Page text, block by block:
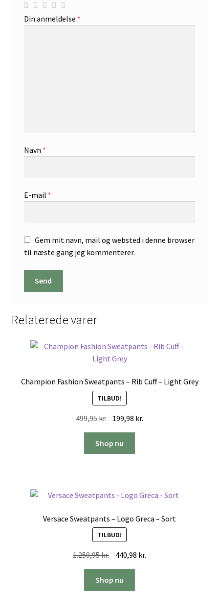
Din anmeldelse *
Navn *
E-mail *
Gem mit navn, mail og websted i denne browser
til næste gang jeg kommenterer.
Relaterede varer
Champion Fashion Sweatpants – Rib Cuff – Light Grey
TILBUD!
499,95kr. Den
pris
var:
199,98 kr.
Shop nu
Versace Sweatpants – Logo Greca – Sort
TILBUD!
1.259,95kr.
Den
oprindelige
pris
440,98 kr.Den
Shop nu